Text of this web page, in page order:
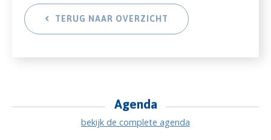
TERUG NAAR OVERZICHT
Agenda
bekijk de complete agenda